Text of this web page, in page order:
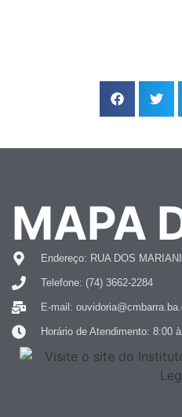
MAPA
Endereço: RUA DOS
Telefone: (74) 3662-2284
E-mail:
Horário de Atendimento: 8:00